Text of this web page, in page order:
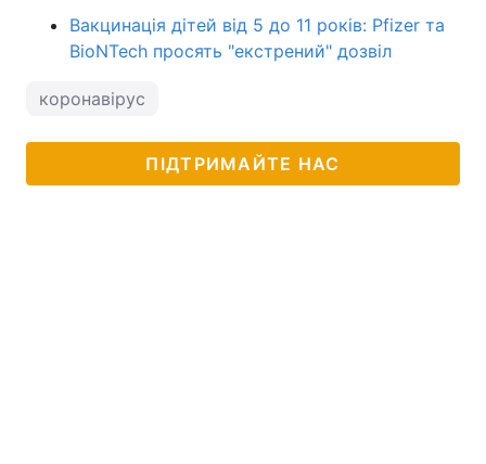
Вакцинація дітей від 5 до 11 років: Pfizer та
BioNTech просять "екстрений" дозвіл
коронавірус
ПІДТРИМАЙТЕ НАС